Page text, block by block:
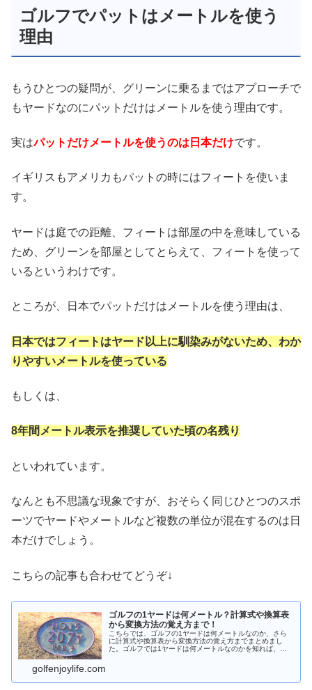
ゴルフでパットはメートルを使う
理由
もうひとつの疑問が、グリーンに乗るまではアプローチで
もヤードなのにパットだけはメートルを使う理由です。
実はパットだけメートルを使うのは日本だけです。
イギリスもアメリカもパットの時にはフィートを使いま
す。
ヤードは庭での距離、フィートは部屋の中を意味している
ため、グリーンを部屋としてとらえて、フィートを使って
いるというわけです。
ところが、日本でパットだけはメートルを使う理由は、
日本ではフィートはヤード以上に馴染みがないため、わか
りやすいメートルを使っている
もしくは、
8年間メートル表示を推奨していた頃の名残り
といわれています。
なんとも不思議な現象ですが、おそらく同じひとつのスポ
ーツでヤードやメートルなど複数の単位が混在するのは日
本だけでしょう。
こちらの記事も合わせてどうぞ↓
ゴルフの1ヤードは何メートル？計算式や換算表
から変換方法の覚え方まで！
こちらでは、ゴルフの1ヤードは何メートルなのか、さら
に計算式や換算表から変換方法の覚え方までまとめまし
た。ゴルフでは1ヤードは何メートルなのかを知れば、そ
golfenjoylife.com